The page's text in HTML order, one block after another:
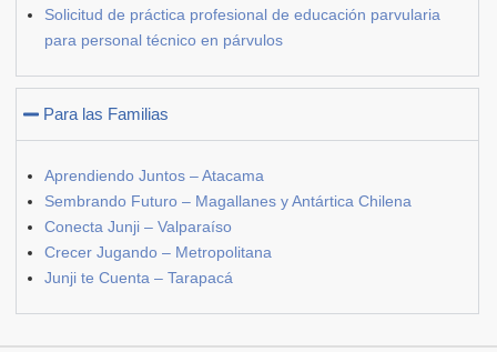
Solicitud de práctica profesional de educación parvularia
para personal técnico en párvulos
Para las Familias
Aprendiendo Juntos – Atacama
Sembrando Futuro – Magallanes y Antártica Chilena
Conecta Junji – Valparaíso
Crecer Jugando – Metropolitana
Junji te Cuenta – Tarapacá